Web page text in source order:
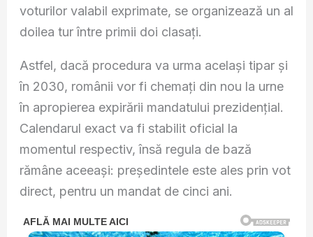
voturilor valabil exprimate, se organizează un al
doilea tur între primii doi clasați.
Astfel, dacă procedura va urma același tipar și
în 2030, românii vor fi chemați din nou la urne
în apropierea expirării mandatului prezidențial.
Calendarul exact va fi stabilit oficial la
momentul respectiv, însă regula de bază
rămâne aceeași: președintele este ales prin vot
direct, pentru un mandat de cinci ani.